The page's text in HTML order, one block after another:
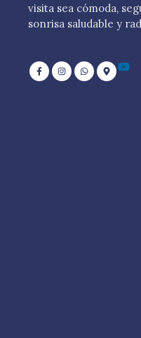
visita sea cómoda,
sonrisa saludable y